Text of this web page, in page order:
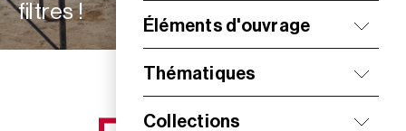
Éléments d'ouvrage
Thématiques
Collections
filtres !